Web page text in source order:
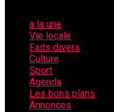
a la une
Vie locale
Faits divers
Culture
Sport
Agenda
Les bons plans
Annonces